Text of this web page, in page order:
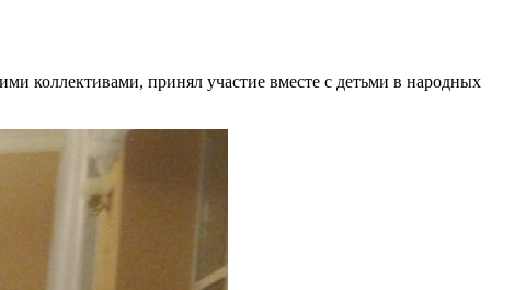
коллективами, принял участие вместе с детьми в народных